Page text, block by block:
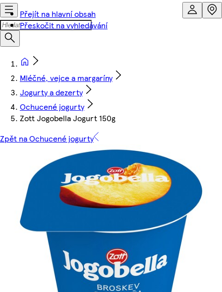
Přejít na hlavní obsah
Přeskočit na vyhledávání
Mléčné, vejce a margaríny
Jogurty a dezerty
Ochucené jogurty
Zott Jogobella Jogurt 150g
Zpět na Ochucené jogurty